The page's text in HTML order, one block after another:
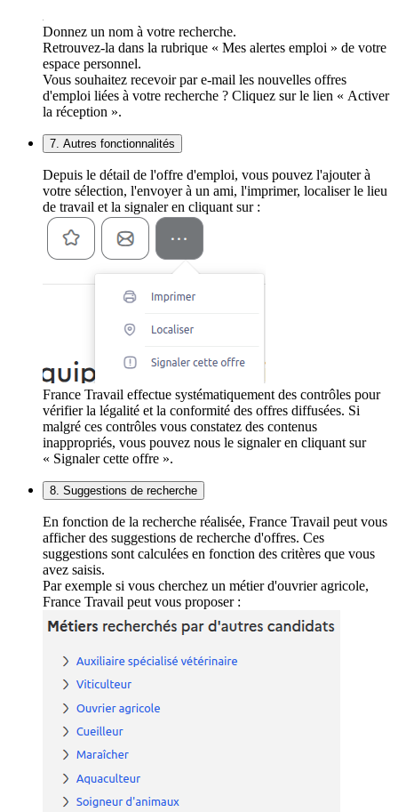
Donnez un nom à votre recherche.
Retrouvez-la dans la rubrique « Mes alertes emploi » de votre
espace personnel.
Vous souhaitez recevoir par e-mail les nouvelles offres
d'emploi liées à votre recherche ? Cliquez sur le lien « Activer
la réception ».
7. Autres fonctionnalités
Depuis le détail de l'offre d'emploi, vous pouvez l'ajouter à
votre sélection, l'envoyer à un ami, l'imprimer, localiser le lieu
de travail et la signaler en cliquant sur :
France Travail effectue systématiquement des contrôles pour
vérifier la légalité et la conformité des offres diffusées. Si
malgré ces contrôles vous constatez des contenus
inappropriés, vous pouvez nous le signaler en cliquant sur
« Signaler cette offre ».
8. Suggestions de recherche
En fonction de la recherche réalisée, France Travail peut vous
afficher des suggestions de recherche d'offres. Ces
suggestions sont calculées en fonction des critères que vous
avez saisis.
Par exemple si vous cherchez un métier d'ouvrier agricole,
France Travail peut vous proposer :